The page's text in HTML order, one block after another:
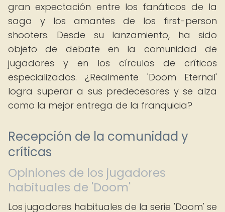
gran expectación entre los fanáticos de la
saga y los amantes de los first-person
shooters. Desde su lanzamiento, ha sido
objeto de debate en la comunidad de
jugadores y en los círculos de críticos
especializados. ¿Realmente 'Doom Eternal'
logra superar a sus predecesores y se alza
como la mejor entrega de la franquicia?
Recepción de la comunidad y
críticas
Opiniones de los jugadores
habituales de 'Doom'
Los jugadores habituales de la serie 'Doom' se